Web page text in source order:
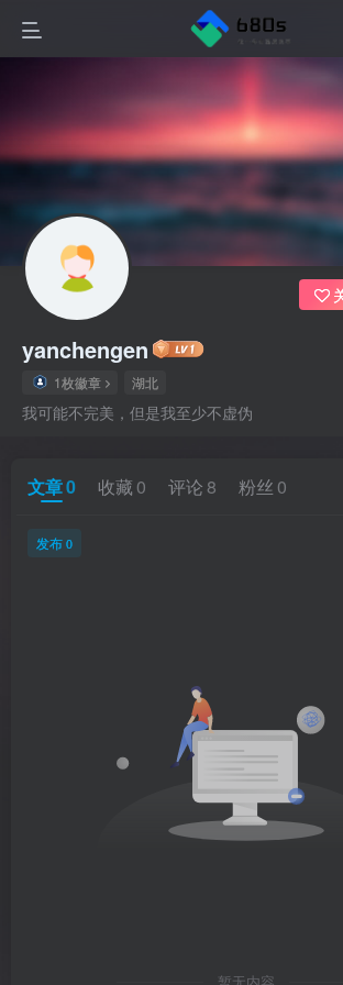
yanchengen
1枚徽章 湖北
我可能不完美，但是我至少不虚伪
文章0 收藏 0 评论 8 粉丝 0
发布 0